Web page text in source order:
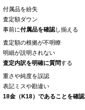
付属品を紛失
査定額ダウン
事前に付属品を確認し揃える
査定額の根拠が不明瞭
明細が説明されない
査定内訳を明確に質問する
重さや純度を誤認
表記ミスや勘違い
18金（K18）であることを確認